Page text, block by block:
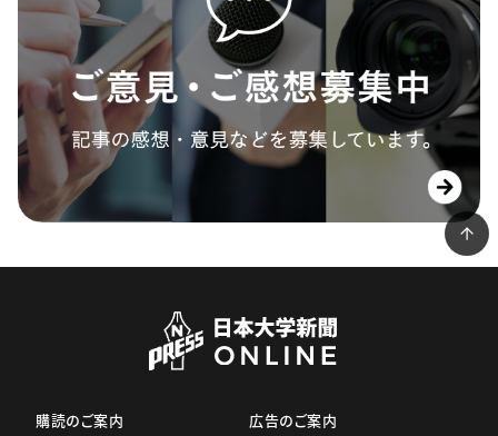
購読のご案内 広告のご案内